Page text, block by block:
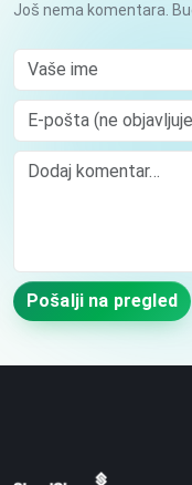
Još nema komentara.
Vaše ime
E-pošta (ne objavljuje se)
Comment
Pošalji na pregled